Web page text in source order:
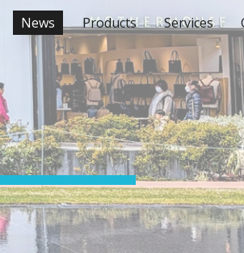
News Products Services